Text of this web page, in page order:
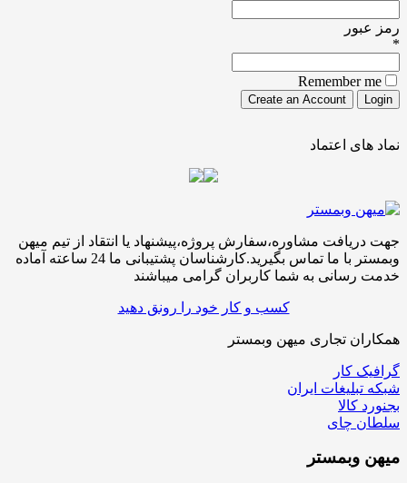
رمز عبور
*
Remember me
نماد های اعتماد
جهت دریافت مشاوره،سفارش پروژه،پیشنهاد یا انتقاد از تیم میهن
وبمستر با ما تماس بگیرید.کارشناسان پشتیبانی ما 24 ساعته آماده
خدمت رسانی به شما کاربران گرامی میباشند
کسب و کار خود را رونق دهید
همکاران تجاری میهن وبمستر
گرافیک کار
شبکه تبلیغات ایران
بجنورد کالا
سلطان چای
میهن وبمستر